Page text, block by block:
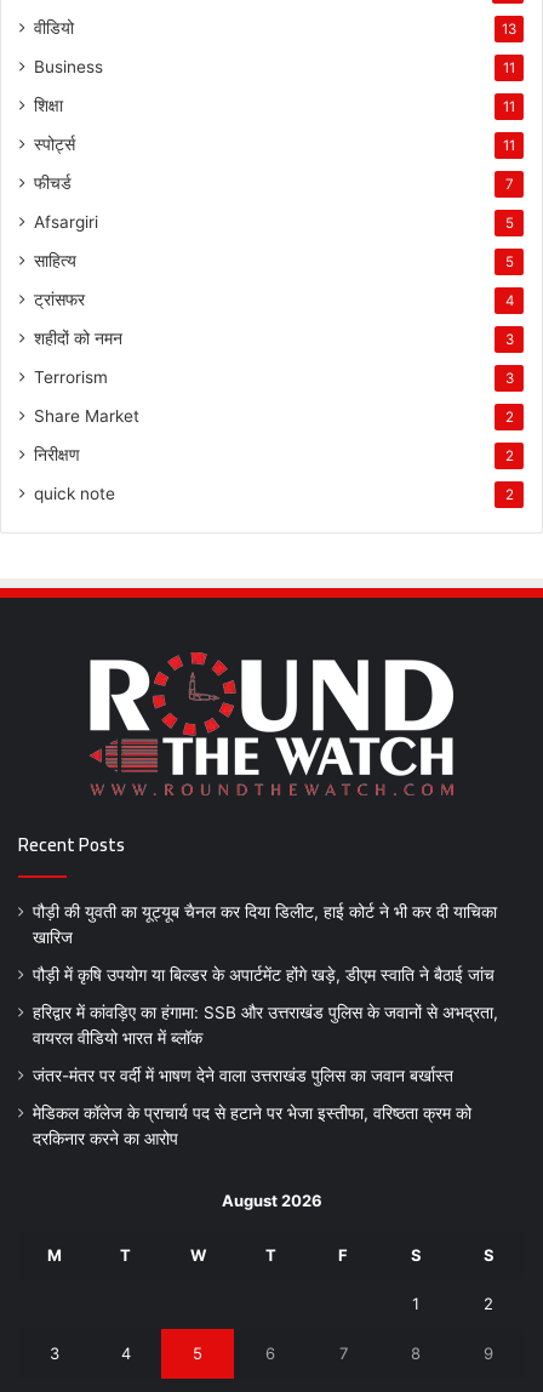
वीडियो 13
Business 11
शिक्षा 11
स्पोर्ट्स 11
फीचर्ड 7
Afsargiri 5
साहित्य 5
ट्रांसफर 4
शहीदों को नमन 3
Terrorism 3
Share Market 2
निरीक्षण 2
quick note 2
Recent Posts
पौड़ी की युवती का यूट्यूब चैनल कर दिया डिलीट, हाई कोर्ट ने भी कर दी याचिका
खारिज
पौड़ी में कृषि उपयोग या बिल्डर के अपार्टमेंट होंगे खड़े, डीएम स्वाति ने बैठाई जांच
हरिद्वार में कांवड़िए का हंगामा: SSB और उत्तराखंड पुलिस के जवानों से अभद्रता,
वायरल वीडियो भारत में ब्लॉक
जंतर-मंतर पर वर्दी में भाषण देने वाला उत्तराखंड पुलिस का जवान बर्खास्त
मेडिकल कॉलेज के प्राचार्य पद से हटाने पर भेजा इस्तीफा, वरिष्ठता क्रम को
दरकिनार करने का आरोप
August 2026
M T W T F S S
1 2
3 4 5 6 7 8 9